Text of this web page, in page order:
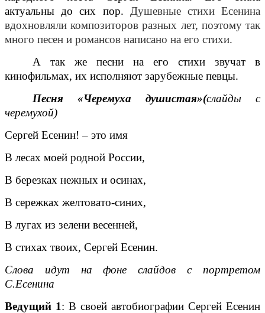
актуальны до сих пор.
Душевные стихи Есенина
вдохновляли композиторов разных лет, поэтому так
много песен и романсов написано на его стихи.
А так же песни на его стихи звучат в
кинофильмах, их исполняют зарубежные певцы.
Песня «Черемуха душистая»(слайды с
черемухой)
Сергей Есенин! – это имя
В лесах моей родной России,
В березках нежных и осинах,
В сережках желтовато-синих,
В лугах из зелени весенней,
В стихах твоих, Сергей Есенин.
Слова идут на фоне слайдов с портретом
С.Есенина
Ведущий 1: В своей автобиографии Сергей Есенин